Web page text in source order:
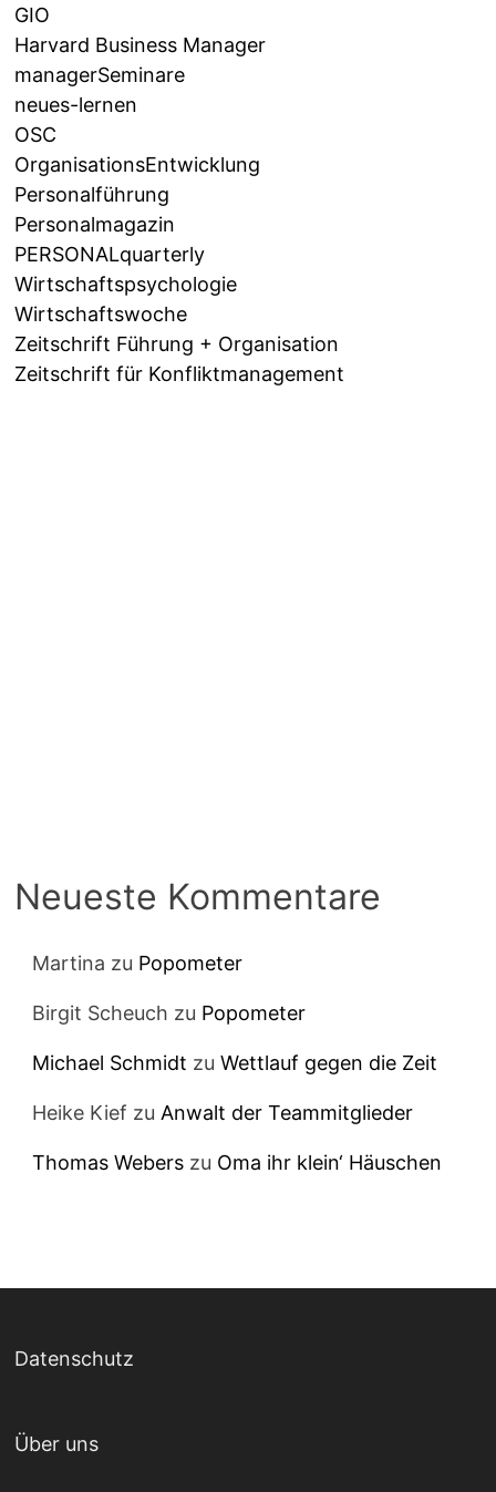
GIO
Harvard Business Manager
managerSeminare
neues-lernen
OSC
OrganisationsEntwicklung
Personalführung
Personalmagazin
PERSONALquarterly
Wirtschaftspsychologie
Wirtschaftswoche
Zeitschrift Führung + Organisation
Zeitschrift für Konfliktmanagement
Neueste Kommentare
Martina zu Popometer
Birgit Scheuch zu Popometer
Michael Schmidt zuWettlauf gegen die Zeit
Heike Kief zu Anwalt der Teammitglieder
Thomas Webers zu Oma ihr klein‘ Häuschen
Datenschutz
Über uns